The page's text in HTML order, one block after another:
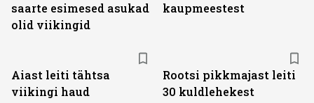
saarte esimesed asukad
olid viikingid
kaupmeestest
Aiast leiti tähtsa
viikingi haud
Rootsi pikkmajast leiti
30 kuldlehekest